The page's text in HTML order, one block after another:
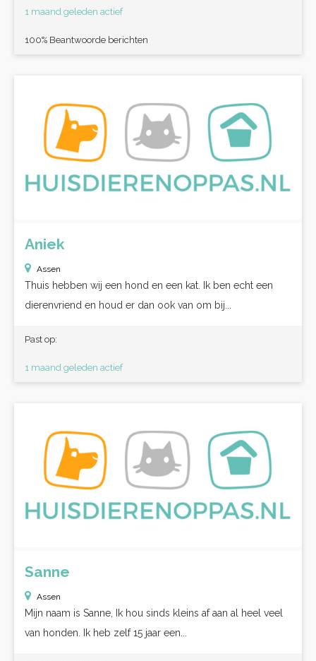
1 maand geleden actief
100% Beantwoorde berichten
Aniek
Assen
Thuis hebben wij een hond en een kat. Ik ben echt een
dierenvriend en houd er dan ook van om bij...
Past op:
1 maand geleden actief
Sanne
Assen
Mijn naam is Sanne, Ik hou sinds kleins af aan al heel veel
van honden. Ik heb zelf 15 jaar een...